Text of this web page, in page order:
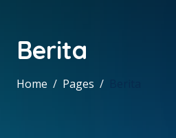
Berita
Home Pages